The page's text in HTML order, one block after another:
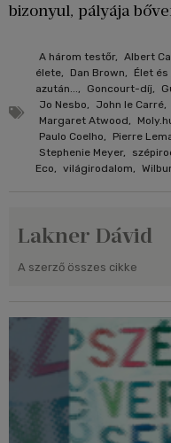
bizonyul, pályája
A három testőr, Albert
élete, Dan Brown, Élet
azután..., Goncourt-díj,
Jo Nesbo, John le Carré,
Margaret Atwood,
Paulo Coelho, Pierre
Stephenie Meyer,
Eco, világirodalom,
Lakner Dávid
A szerző összes cikke